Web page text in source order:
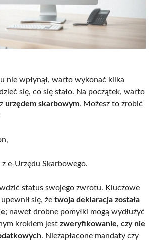
nie wpłynął, warto wykonać kilka
się, co się stało. Na początek, warto
urzędem skarbowym. Możesz to zrobić
z e-Urzędu Skarbowego.
status swojego zwrotu. Kluczowe
się, że twoja deklaracja została
; nawet drobne pomyłki mogą wydłużyć
krokiem jest zweryfikowanie, czy nie
. Niezapłacone mandaty czy